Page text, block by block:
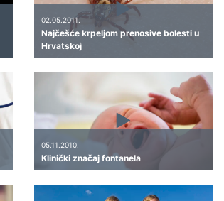
02.05.2011.
Najčešće krpeljom prenosive bolesti u
Hrvatskoj
05.11.2010.
Klinički značaj fontanela